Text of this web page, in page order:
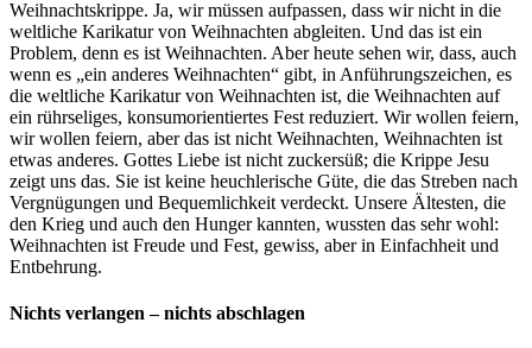
Weihnachtskrippe. Ja, wir müssen aufpassen, dass wir nicht in die
weltliche Karikatur von Weihnachten abgleiten. Und das ist ein
Problem, denn es ist Weihnachten. Aber heute sehen wir, dass, auch
wenn es „ein anderes Weihnachten“ gibt, in Anführungszeichen, es
die weltliche Karikatur von Weihnachten ist, die Weihnachten auf
ein rührseliges, konsumorientiertes Fest reduziert. Wir wollen feiern,
wir wollen feiern, aber das ist nicht Weihnachten, Weihnachten ist
etwas anderes. Gottes Liebe ist nicht zuckersüß; die Krippe Jesu
zeigt uns das. Sie ist keine heuchlerische Güte, die das Streben nach
Vergnügungen und Bequemlichkeit verdeckt. Unsere Ältesten, die
den Krieg und auch den Hunger kannten, wussten das sehr wohl:
Weihnachten ist Freude und Fest, gewiss, aber in Einfachheit und
Entbehrung.
Nichts verlangen – nichts abschlagen